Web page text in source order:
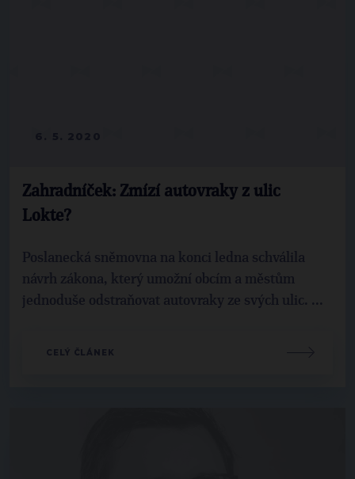
Zahradníček: Zmízí autovraky z ulic
Lokte?
Poslanecká sněmovna na konci ledna schválila
návrh zákona, který umožní obcím a městům
jednoduše odstraňovat autovraky ze svých ulic. ...
CELÝ ČLÁNEK